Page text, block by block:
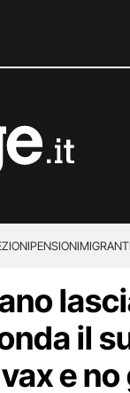
PENSIONIMIGRANTI
il
e